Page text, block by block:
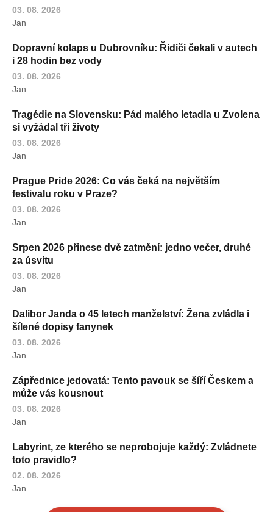
03. 08. 2026
Jan
Dopravní kolaps u Dubrovníku: Řidiči čekali v autech
i 28 hodin bez vody
03. 08. 2026
Jan
Tragédie na Slovensku: Pád malého letadla u Zvolena
si vyžádal tři životy
03. 08. 2026
Jan
Prague Pride 2026: Co vás čeká na největším
festivalu roku v Praze?
03. 08. 2026
Jan
Srpen 2026 přinese dvě zatmění: jedno večer, druhé
za úsvitu
03. 08. 2026
Jan
Dalibor Janda o 45 letech manželství: Žena zvládla i
šílené dopisy fanynek
03. 08. 2026
Jan
Zápřednice jedovatá: Tento pavouk se šíří Českem a
může vás kousnout
03. 08. 2026
Jan
Labyrint, ze kterého se neprobojuje každý: Zvládnete
toto pravidlo?
02. 08. 2026
Jan